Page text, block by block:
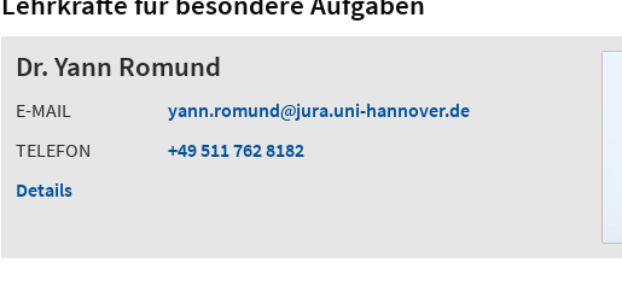
Dr. Yann Romund
E-MAIL yann.romund
jura.uni-hannover.de
TELEFON
+49 511 762 8182
Details